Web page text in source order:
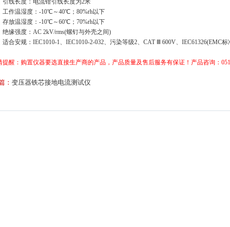
工作温湿度：-10℃～40℃；80%rh以下
存放温湿度：-10℃～60℃；70%rh以下
绝缘强度：AC 2kV/rms(螺钉与外壳之间)
适合安规：IEC1010-1、IEC1010-2-032、污染等级2、CAT Ⅲ 600V、IEC61326(EMC标
提醒：购置仪器要选直接生产商的产品，产品质量及售后服务有保证！产品咨询：
： 变压器铁芯接地电流测试仪